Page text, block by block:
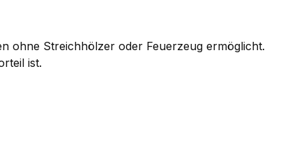
ohne Streichhölzer oder Feuerzeug ermöglicht.
ist.